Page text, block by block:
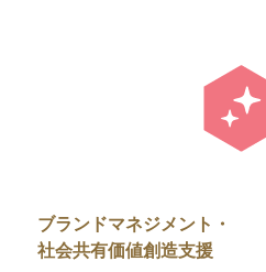
ブランドマネジメント・
社会共有価値創造支援